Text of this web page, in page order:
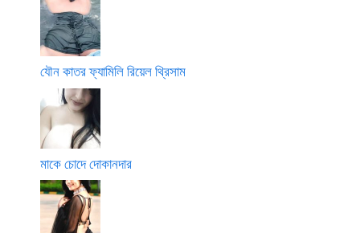
যৌন কাতর ফ্যামিলি রিয়েল থ্রিসাম
মাকে চোদে দোকানদার